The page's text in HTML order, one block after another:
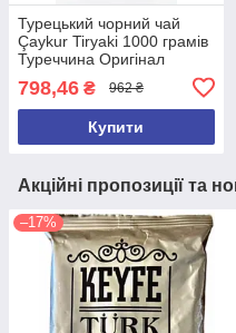
Турецький чорний чай
Çaykur Tiryaki 1000 грамів
Туреччина Оригінал
798,46 ₴ 962 ₴
Купити
Акційні пропозиції та
–17%